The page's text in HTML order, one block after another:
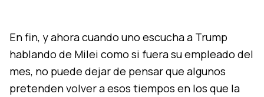
En fin, y ahora cuando uno escucha a Trump
hablando de Milei como si fuera su empleado del
mes, no puede dejar de pensar que algunos
pretenden volver a esos tiempos en los que la